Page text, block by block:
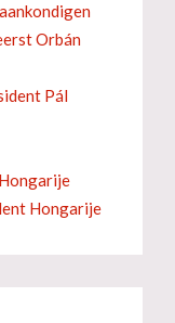
Orbán
Pál
Hongarije